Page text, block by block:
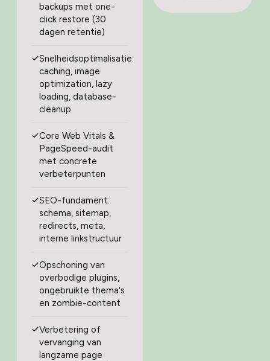
backups met one-
click restore (30
dagen retentie)
Snelheidsoptimalisatie:
caching, image
optimization, lazy
loading, database-
cleanup
Core Web Vitals &
PageSpeed-audit
met concrete
verbeterpunten
SEO-fundament:
schema, sitemap,
redirects, meta,
interne linkstructuur
Opschoning van
overbodige plugins,
ongebruikte thema's
en zombie-content
Verbetering of
vervanging van
langzame page